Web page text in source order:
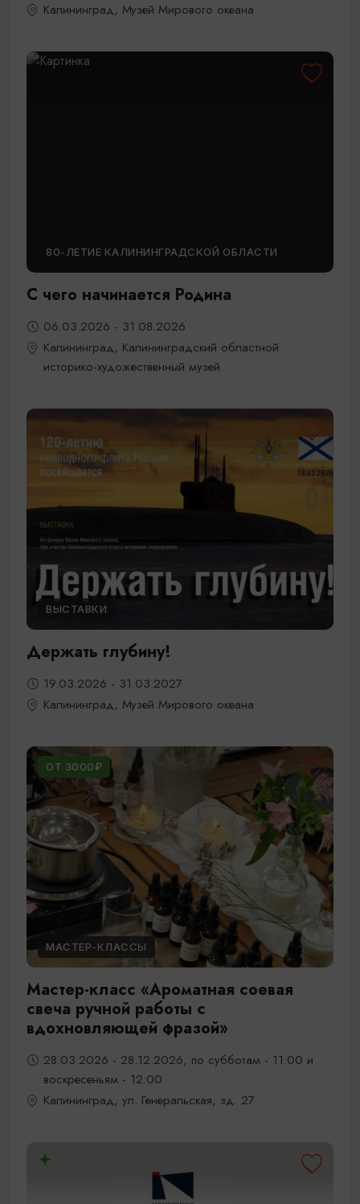
Калининград, Музей Мирового океана
80-ЛЕТИЕ КАЛИНИНГРАДСКОЙ ОБЛАСТИ
С чего начинается Родина
06.03.2026 - 31.08.2026
Калининград, Калининградский областной
историко-художественный музей
ВЫСТАВКИ
Держать глубину!
19.03.2026 - 31.03.2027
Калининград, Музей Мирового океана
ОТ 3000₽
МАСТЕР-КЛАССЫ
Мастер-класс «Ароматная соевая
свеча ручной работы с
вдохновляющей фразой»
28.03.2026 - 28.12.2026, по субботам - 11:00 и
воскресеньям - 12:00
Калининград, ул. Генеральская, зд. 27